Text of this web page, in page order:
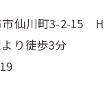
3-2-15
り徒歩3分